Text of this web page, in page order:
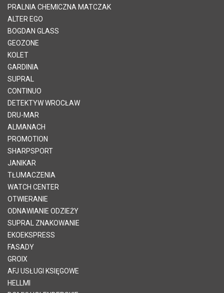
PRALNIA CHEMICZNA MATCZAK
ALTER EGO
BOGDAN GLASS
GEOZONE
KOLET
GARDINIA
SUPRAL
CONTINUO
DETEKTYW WROCŁAW
DRU-MAR
ALMANACH
PROMOTION
SHARPSPORT
JANIKAR
TŁUMACZENIA
WATCH CENTER
OTWIERANIE
ODNAWIANIE ODZIEŻY
SUPRAL ZNAKOWANIE
EKOEKSPRESS
FASADY
GROIX
AFJ USŁUGI KSIĘGOWE
HELLMI